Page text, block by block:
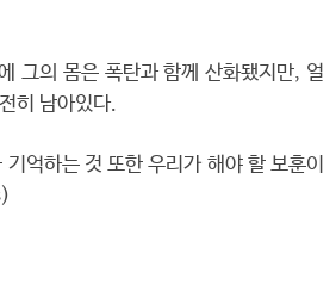
그의 몸은 폭탄과 함께 산화됐지만, 얼
히 남아있다.
억하는 것 또한 우리가 해야 할 보훈이